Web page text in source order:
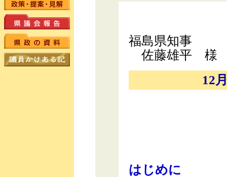
福島県知事
佐藤雄平 様
12
はじめに